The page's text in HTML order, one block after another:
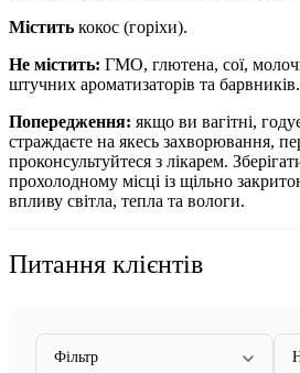
Містить кокос (горіхи).
Не містить: ГМО, глютена, сої,
штучних ароматизаторів та барвників.
Попередження: якщо ви вагітні,
страждаєте на якесь захворювання,
проконсультуйтеся з лікарем.
прохолодному місці із щільно
впливу світла, тепла та вологи.
Питання клієнтів
Фільтр